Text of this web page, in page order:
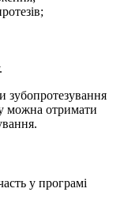
зубопротезування
можна отримати
у програмі